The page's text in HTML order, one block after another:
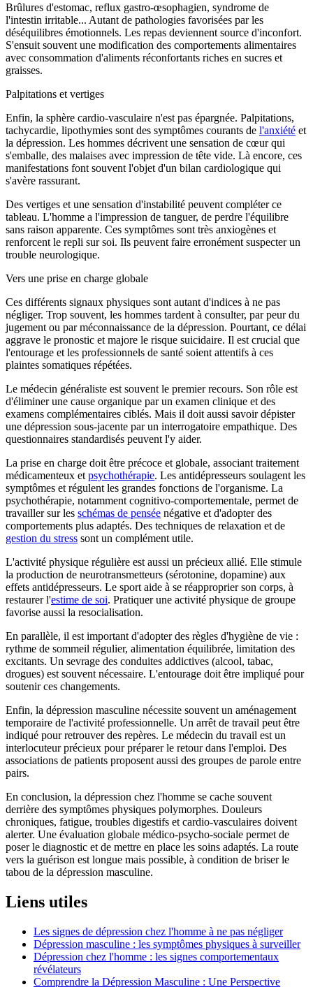
Brûlures d'estomac, reflux gastro-œsophagien, syndrome de
l'intestin irritable... Autant de pathologies favorisées par les
déséquilibres émotionnels. Les repas deviennent source d'inconfort.
S'ensuit souvent une modification des comportements alimentaires
avec consommation d'aliments réconfortants riches en sucres et
graisses.
Palpitations et vertiges
Enfin, la sphère cardio-vasculaire n'est pas épargnée. Palpitations,
tachycardie, lipothymies sont des symptômes courants de l'anxiété et
la dépression. Les hommes décrivent une sensation de cœur qui
s'emballe, des malaises avec impression de tête vide. Là encore, ces
manifestations font souvent l'objet d'un bilan cardiologique qui
s'avère rassurant.
Des vertiges et une sensation d'instabilité peuvent compléter ce
tableau. L'homme a l'impression de tanguer, de perdre l'équilibre
sans raison apparente. Ces symptômes sont très anxiogènes et
renforcent le repli sur soi. Ils peuvent faire erronément suspecter un
trouble neurologique.
Vers une prise en charge globale
Ces différents signaux physiques sont autant d'indices à ne pas
négliger. Trop souvent, les hommes tardent à consulter, par peur du
jugement ou par méconnaissance de la dépression. Pourtant, ce délai
aggrave le pronostic et majore le risque suicidaire. Il est crucial que
l'entourage et les professionnels de santé soient attentifs à ces
plaintes somatiques répétées.
Le médecin généraliste est souvent le premier recours. Son rôle est
d'éliminer une cause organique par un examen clinique et des
examens complémentaires ciblés. Mais il doit aussi savoir dépister
une dépression sous-jacente par un interrogatoire empathique. Des
questionnaires standardisés peuvent l'y aider.
La prise en charge doit être précoce et globale, associant traitement
médicamenteux et psychothérapie. Les antidépresseurs soulagent les
symptômes et régulent les grandes fonctions de l'organisme. La
psychothérapie, notamment cognitivo-comportementale, permet de
travailler sur les schémas de pensée négative et d'adopter des
comportements plus adaptés. Des techniques de relaxation et de
gestion du stress sont un complément utile.
L'activité physique régulière est aussi un précieux allié. Elle stimule
la production de neurotransmetteurs (sérotonine, dopamine) aux
effets antidépresseurs. Le sport aide à se réapproprier son corps, à
restaurer l'estime de soi. Pratiquer une activité physique de groupe
favorise aussi la resocialisation.
En parallèle, il est important d'adopter des règles d'hygiène de vie :
rythme de sommeil régulier, alimentation équilibrée, limitation des
excitants. Un sevrage des conduites addictives (alcool, tabac,
drogues) est souvent nécessaire. L'entourage doit être impliqué pour
soutenir ces changements.
Enfin, la dépression masculine nécessite souvent un aménagement
temporaire de l'activité professionnelle. Un arrêt de travail peut être
indiqué pour retrouver des repères. Le médecin du travail est un
interlocuteur précieux pour préparer le retour dans l'emploi. Des
associations de patients proposent aussi des groupes de parole entre
pairs.
En conclusion, la dépression chez l'homme se cache souvent
derrière des symptômes physiques polymorphes. Douleurs
chroniques, fatigue, troubles digestifs et cardio-vasculaires doivent
alerter. Une évaluation globale médico-psycho-sociale permet de
poser le diagnostic et de mettre en place les soins adaptés. La route
vers la guérison est longue mais possible, à condition de briser le
tabou de la dépression masculine.
Liens utiles
Les signes de dépression chez l'homme à ne pas négliger
Dépression masculine : les symptômes physiques à surveiller
Dépression chez l'homme : les signes comportementaux
révélateurs
Comprendre la Dépression Masculine : Une Perspective